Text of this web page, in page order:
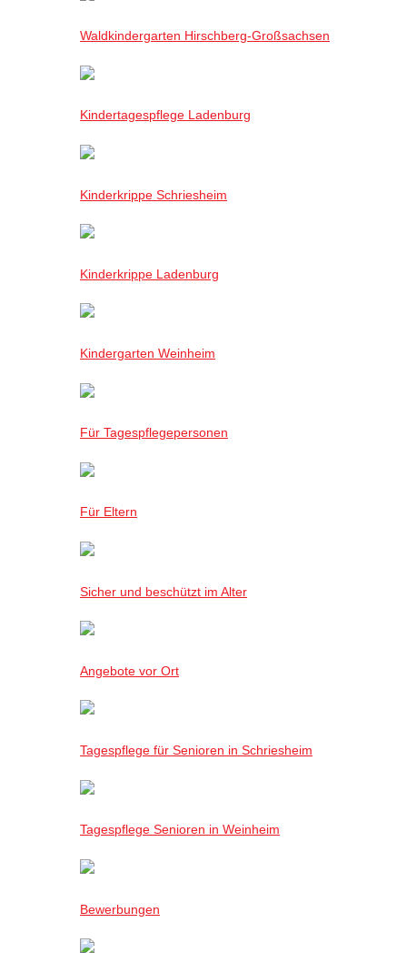
Waldkindergarten Hirschberg-Großsachsen
Kindertagespflege Ladenburg
Kinderkrippe Schriesheim
Kinderkrippe Ladenburg
Kindergarten Weinheim
Für Tagespflegepersonen
Für Eltern
Sicher und beschützt im Alter
Angebote vor Ort
Tagespflege für Senioren in Schriesheim
Tagespflege Senioren in Weinheim
Bewerbungen